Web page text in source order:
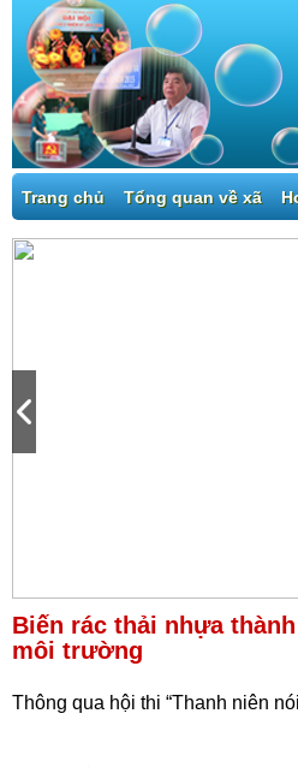
Trang chủ Tổng quan về xã
Biến rác thải nhựa
môi trường
Thông qua hội thi “Thanh niên